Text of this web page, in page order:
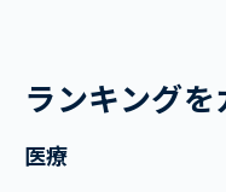
ランキング
医療